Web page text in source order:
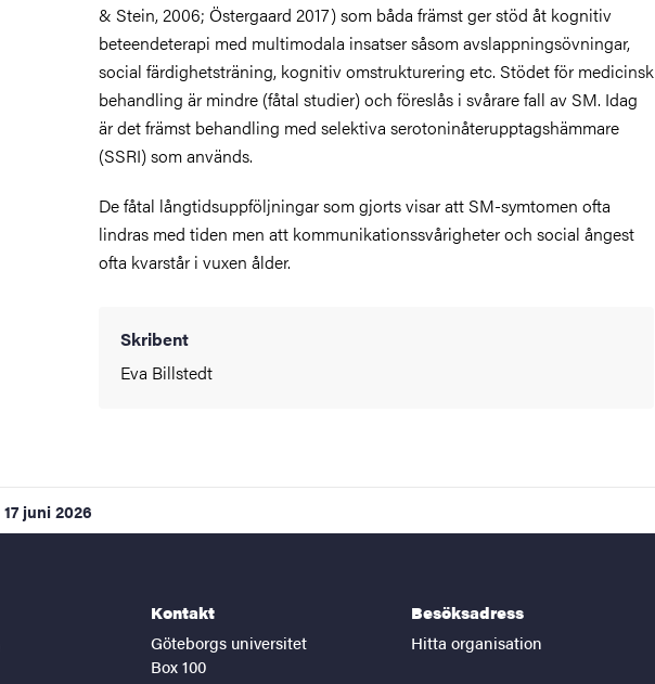
& Stein, 2006; Östergaard 2017) som båda främst ger stöd åt kognitiv
beteendeterapi med multimodala insatser såsom avslappningsövningar,
social färdighetsträning, kognitiv omstrukturering etc. Stödet för medicinsk
behandling är mindre (fåtal studier) och föreslås i svårare fall av SM. Idag
är det främst behandling med selektiva serotoninåterupptagshämmare
(SSRI) som används.
De fåtal långtidsuppföljningar som gjorts visar att SM-symtomen ofta
lindras med tiden men att kommunikationssvårigheter och social ångest
ofta kvarstår i vuxen ålder.
Skribent
Eva Billstedt
17 juni 2026
Kontakt
Göteborgs universitet
Box 100
Besöksadress
Hitta organisation